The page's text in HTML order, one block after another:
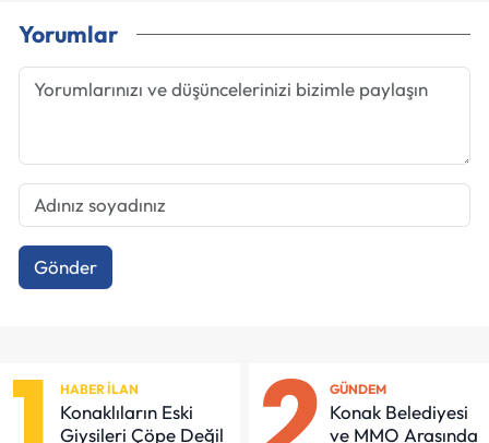
Yorumlar
Gönder
HABER İLAN
Konaklıların Eski
Giysileri Çöpe Değil
GÜNDEM
Konak Belediyesi
ve MMO Arasında